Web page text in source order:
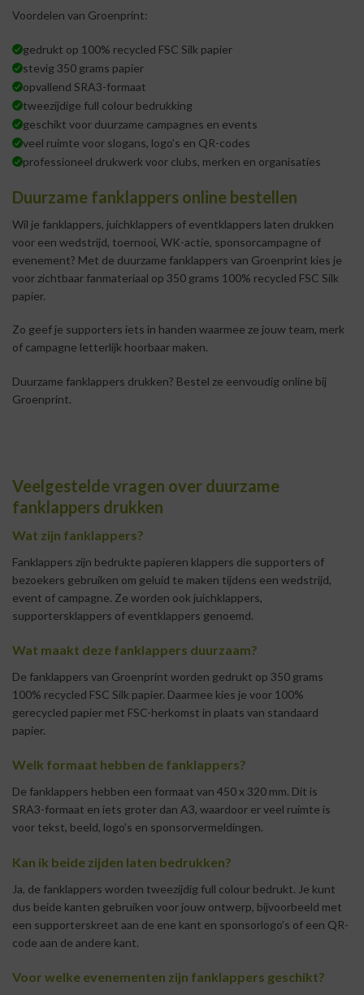
Voordelen van Groenprint:
gedrukt op 100% recycled FSC Silk papier
stevig 350 grams papier
opvallend SRA3-formaat
tweezijdige full colour bedrukking
geschikt voor duurzame campagnes en events
veel ruimte voor slogans, logo’s en QR-codes
professioneel drukwerk voor clubs, merken en organisaties
Duurzame fanklappers online bestellen
Wil je fanklappers, juichklappers of eventklappers laten drukken
voor een wedstrijd, toernooi, WK-actie, sponsorcampagne of
evenement? Met de duurzame fanklappers van Groenprint kies je
voor zichtbaar fanmateriaal op 350 grams 100% recycled FSC Silk
papier.
Zo geef je supporters iets in handen waarmee ze jouw team, merk
of campagne letterlijk hoorbaar maken.
Duurzame fanklappers drukken? Bestel ze eenvoudig online bij
Groenprint.
Veelgestelde vragen over duurzame
fanklappers drukken
Wat zijn fanklappers?
Fanklappers zijn bedrukte papieren klappers die supporters of
bezoekers gebruiken om geluid te maken tijdens een wedstrijd,
event of campagne. Ze worden ook juichklappers,
supportersklappers of eventklappers genoemd.
Wat maakt deze fanklappers duurzaam?
De fanklappers van Groenprint worden gedrukt op 350 grams
100% recycled FSC Silk papier. Daarmee kies je voor 100%
gerecycled papier met FSC-herkomst in plaats van standaard
papier.
Welk formaat hebben de fanklappers?
De fanklappers hebben een formaat van 450 x 320 mm. Dit is
SRA3-formaat en iets groter dan A3, waardoor er veel ruimte is
voor tekst, beeld, logo’s en sponsorvermeldingen.
Kan ik beide zijden laten bedrukken?
Ja, de fanklappers worden tweezijdig full colour bedrukt. Je kunt
dus beide kanten gebruiken voor jouw ontwerp, bijvoorbeeld met
een supporterskreet aan de ene kant en sponsorlogo’s of een QR-
code aan de andere kant.
Voor welke evenementen zijn fanklappers geschikt?